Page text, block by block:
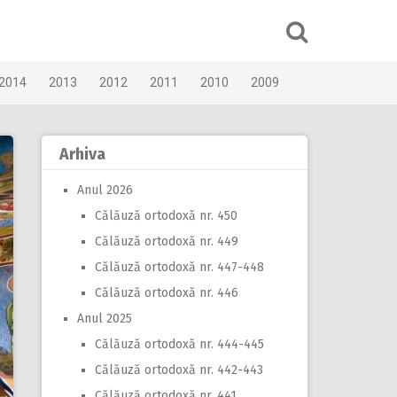
2013 2012 2011 2010 2009
Arhiva
Anul 2026
Călăuză ortodoxă nr. 450
Călăuză ortodoxă nr. 449
Călăuză ortodoxă nr. 447-448
Călăuză ortodoxă nr. 446
Anul 2025
Călăuză ortodoxă nr. 444-445
Călăuză ortodoxă nr. 442-443